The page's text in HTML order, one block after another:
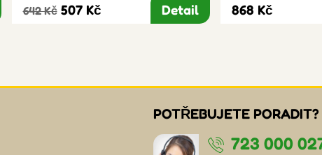
642 Kč 507 Kč Detail 868 Kč
POTŘEBUJETE PORADIT?
723 000